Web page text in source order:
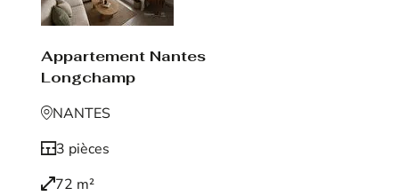
Appartement Nantes
Longchamp
NANTES
3 pièces
72 m²